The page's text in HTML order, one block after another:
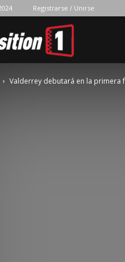
Registrarse / Unirse
Position
Valderrey debutará en la primera